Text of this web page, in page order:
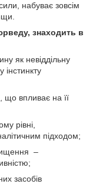
набуває зовсім
знаходить в
як невіддільну
впливає на її
рівні,
підходом;
–
засобів